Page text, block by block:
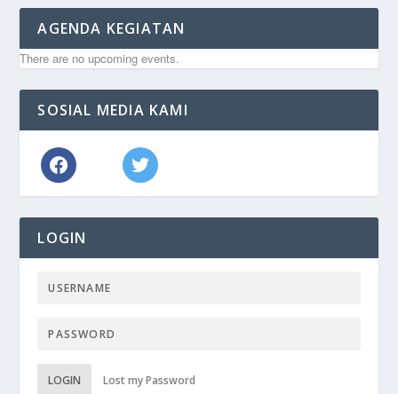
AGENDA KEGIATAN
There are no upcoming events.
SOSIAL MEDIA KAMI
LOGIN
LOGIN Lost my Password